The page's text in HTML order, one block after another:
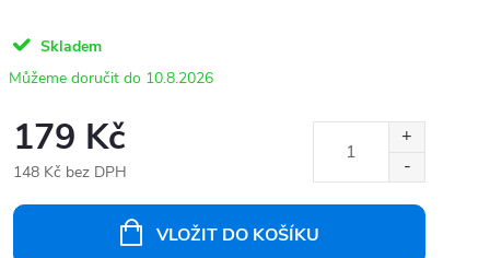
Skladem
10.8.2026
179 Kč
148 Kč bez DPH
VLOŽIT DO KOŠÍKU